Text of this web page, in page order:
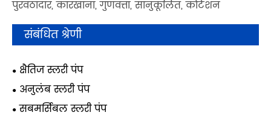
पुरवठादार, कारखाना, गुणवत्ता, सानुकूलित, कोटेशन
संबंधित श्रेणी
क्षैतिज स्लरी पंप
अनुलंब स्लरी पंप
सबमर्सिबल स्लरी पंप